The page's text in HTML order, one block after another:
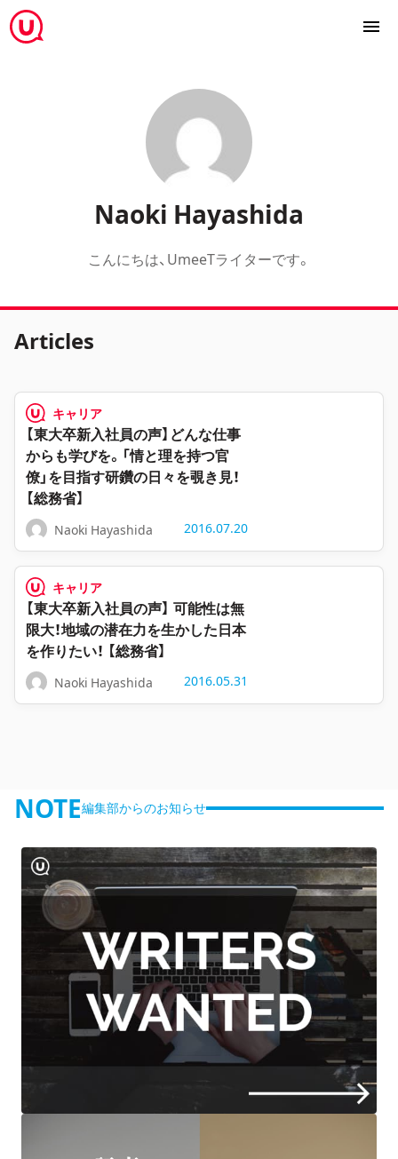
Naoki Hayashida
こんにちは、UmeeTライターです。
Articles
キャリア
【東大卒新入社員の声】どんな仕事
からも学びを。「情と理を持つ官
僚」を目指す研鑽の日々を覗き見！
【総務省】
Naoki Hayashida 2016.07.20
キャリア
【東大卒新入社員の声】 可能性は無
限大！地域の潜在力を生かした日本
を作りたい！ 【総務省】
Naoki Hayashida 2016.05.31
NOTE編集部からのお知らせ